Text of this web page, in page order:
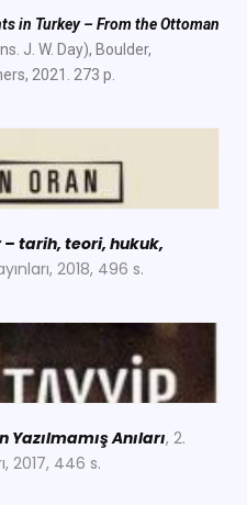
in Turkey – From the Ottoman
J. W. Day), Boulder,
2021. 273 p.
– tarih, teori, hukuk,
2018, 496 s.
Yazılmamış Anıları, 2.
2017, 446 s.